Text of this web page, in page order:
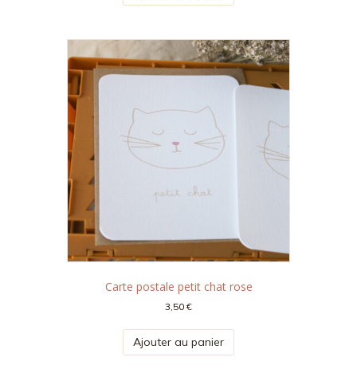
Carte postale petit chat rose
3,50€
Ajouter au panier